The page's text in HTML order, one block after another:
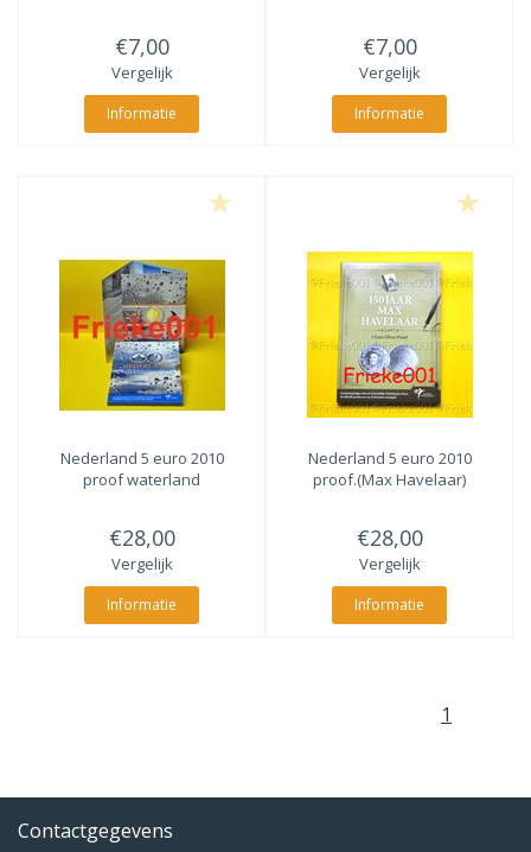
€7,00
Vergelijk
Informatie
€7,00
Vergelijk
Informatie
Nederland 5 euro 2010
proof waterland
€28,00
Vergelijk
Informatie
Nederland 5 euro 2010
proof.(Max Havelaar)
€28,00
Vergelijk
Informatie
1
Contactgegevens